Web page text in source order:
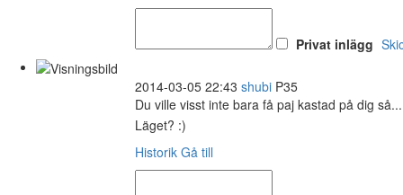
Privat inlägg
2014-03-05 22:43 shubi P35
Du ville visst inte bara få paj kastad på dig
Läget? :)
Historik Gå till